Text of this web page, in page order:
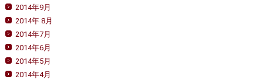
2014年9月
2014年 8月
2014年7月
2014年6月
2014年5月
2014年4月